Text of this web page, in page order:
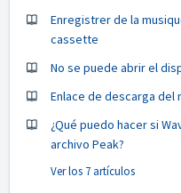
Enregistrer de la
cassette
No se puede abrir el
Enlace de descarga del
¿Qué puedo hacer si
archivo Peak?
Ver los 7 artículos